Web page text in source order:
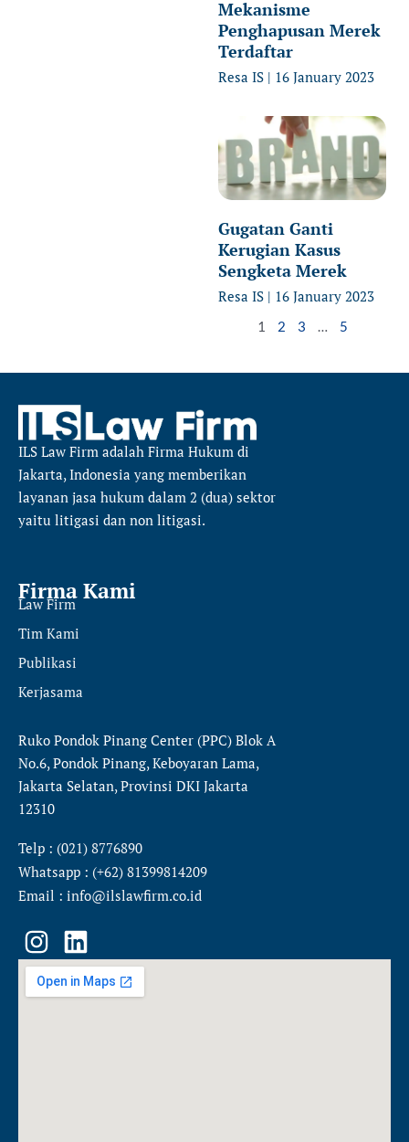
Mekanisme
Penghapusan Merek
Terdaftar
Resa IS 16 January 2023
Gugatan Ganti
Kerugian Kasus
Sengketa Merek
Resa IS 16 January 2023
1 2 3 5
ILS Law Firm adalah Firma Hukum di
Jakarta, Indonesia yang memberikan
layanan jasa hukum dalam 2 (dua) sektor
yaitu litigasi dan non litigasi.
Firma Kami
Law Firm
Tim Kami
Publikasi
Kerjasama
Ruko Pondok Pinang Center (PPC) Blok A
No.6, Pondok Pinang, Keboyaran Lama,
Jakarta Selatan, Provinsi DKI Jakarta
12310
Telp : (021) 8776890
Whatsapp : (+62) 81399814209
Email : info@ilslawfirm.co.id
I
n
s
L
i
n